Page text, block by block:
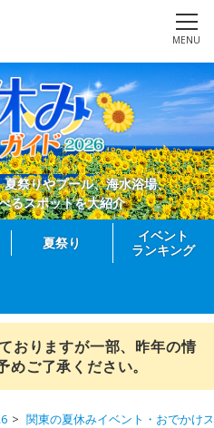
MENU
祭りやプール、海水浴場、
るスポットを大紹介
夏祭り
イベント
ランキング
おりますが一部、昨年の情
ご了承ください。
関東の夏休みイベント・おでかけ